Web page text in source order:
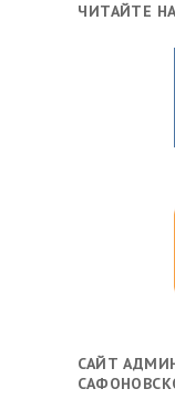
ЧИТАЙТЕ
САЙТ